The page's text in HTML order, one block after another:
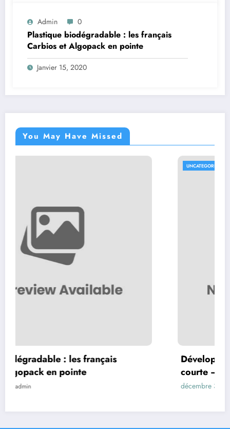
Admin 0
Plastique biodégradable : les français
Carbios et Algopack en pointe
Janvier 15, 2020
You May Have Missed
français
Développement durable :
courte – Green Economy
admin